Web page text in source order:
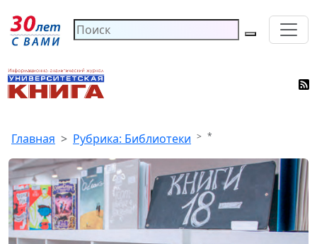
Главная Рубрика: Библиотеки *